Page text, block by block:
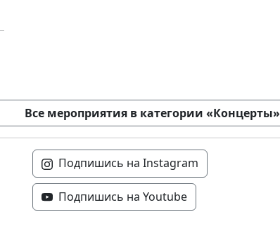
Все мероприятия в категории «Концерты»
Подпишись на Instagram
Подпишись на Youtube